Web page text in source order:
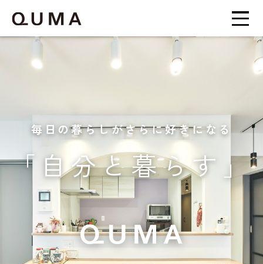
毎日の暮らしがさらに好きになる
「自分と暮らす」